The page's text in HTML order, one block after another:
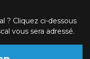
? Cliquez ci-dessous
vous sera adressé.